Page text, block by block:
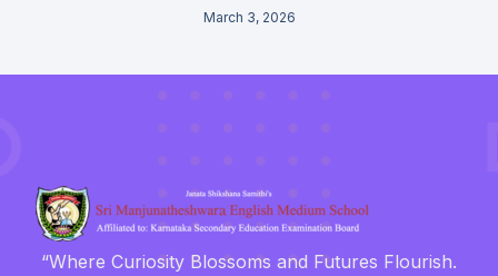
March 3, 2026
“Where Curiosity Blossoms and Futures Flourish.